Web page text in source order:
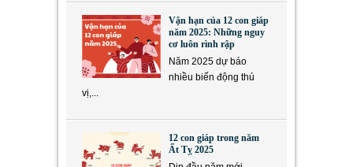
Vận hạn của 12 con giáp
năm 2025: Những nguy
cơ luôn rình rập
Năm 2025 dự báo
nhiều biến động thú
vị,...
12 con giáp trong năm
Ất Tỵ 2025